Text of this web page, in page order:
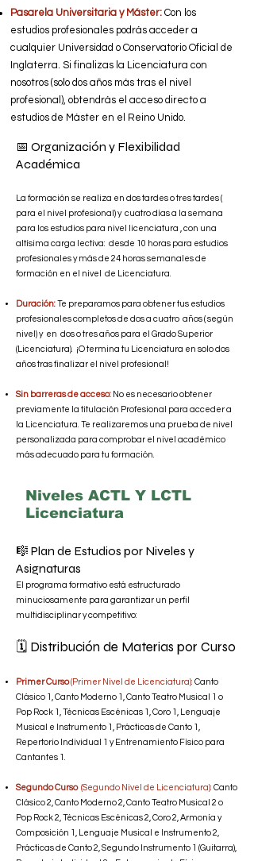
Pasarela Universitaria y Máster: Con los
estudios profesionales podrás acceder a
cualquier Universidad o Conservatorio Oficial de
Inglaterra. Si finalizas la Licenciatura con
nosotros (solo dos años más tras el nivel
profesional), obtendrás el acceso directo a
estudios de Máster en el Reino Unido.
📅 Organización y Flexibilidad
Académica
La formación se realiza en dos tardes o tres tardes (
para el nivel profesional) y cuatro días a la semana
para los estudios para nivel licenciatura , con una
altísima carga lectiva: desde 10 horas para estudios
profesionales y más de 24 horas semanales de
formación en el nivel de Licenciatura.
Duración:
Te preparamos para obtener tus estudios
profesionales completos de dos a cuatro años ( según
nivel) y en dos o tres años para el Grado Superior
(Licenciatura). ¡O termina tu Licenciatura en solo dos
años tras finalizar el nivel profesional!
Sin barreras de acceso: No es necesario obtener
previamente la titulación Profesional para acceder a
la Licenciatura. Te realizaremos una prueba de nivel
personalizada para comprobar el nivel académico
más adecuado para tu formación.
🎼 Plan de Estudios por Niveles y
Asignaturas
El programa formativo está estructurado
minuciosamente para garantizar un perfil
multidisciplinar y competitivo:
🗓️ Distribución de Materias por Curso
Primer Curso(Primer Nivel de Licenciatura): Canto
Clásico 1, Canto Moderno 1, Canto Teatro Musical 1 o
Pop Rock 1, Técnicas Escénicas 1, Coro 1, Lenguaje
Musical e Instrumento 1, Prácticas de Canto 1,
Repertorio Individual 1 y Entrenamiento Físico para
Cantantes 1.
Segundo Curso (Segundo Nivel de Licenciatura): Canto
Clásico 2, Canto Moderno 2, Canto Teatro Musical 2 o
Pop Rock 2, Técnicas Escénicas 2, Coro 2, Armonía y
Composición 1, Lenguaje Musical e Instrumento 2,
Prácticas de Canto 2, Segundo Instrumento 1 (Guitarra),
Niveles ACTL Y LCTL
Licenciatura